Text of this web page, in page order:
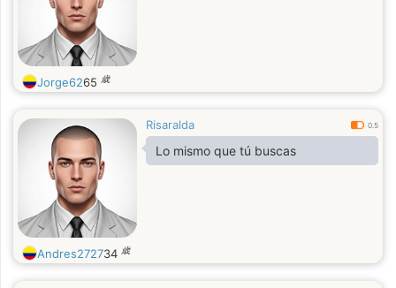
Jorge6265 歳
Risaralda 0.5
Lo mismo que tú buscas
Andres272734 歳